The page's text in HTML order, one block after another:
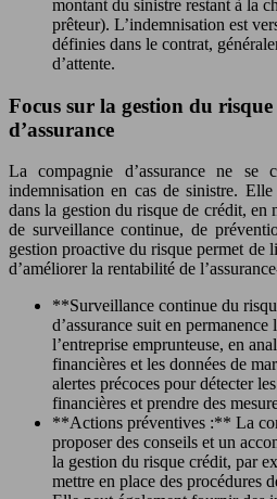
montant du sinistre restant à la
prêteur). L’indemnisation est
définies dans le contrat,
d’attente.
Focus sur la gestion du
d’assurance
La compagnie d’assurance ne se
indemnisation en cas de sinistre.
dans la gestion du risque de crédit, en
de surveillance continue, de
gestion proactive du risque permet de
d’améliorer la rentabilité de
**Surveillance continue du
d’assurance suit en
l’entreprise emprunteuse, en
financières et les données de
alertes précoces pour détecter
financières et prendre des
**Actions préventives :** La
proposer des conseils et un
la gestion du risque crédit, par
mettre en place des procédures